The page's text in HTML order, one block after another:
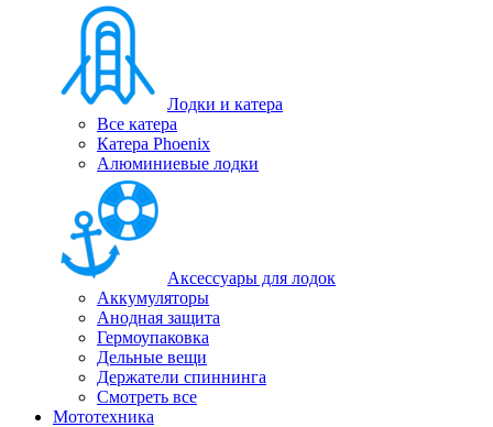
Лодки и катера
Все катера
Катера Phoenix
Алюминиевые лодки
Аксессуары для лодок
Аккумуляторы
Анодная защита
Гермоупаковка
Дельные вещи
Держатели спиннинга
Смотреть все
Мототехника